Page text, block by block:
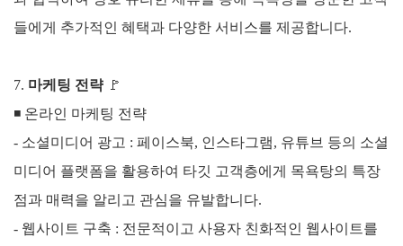
들에게 추가적인 혜택과 다양한 서비스를 제공합니다.
7. 마케팅 전략 🚩
◾ 온라인 마케팅 전략
- 소셜미디어 광고 : 페이스북, 인스타그램, 유튜브 등의 소셜
미디어 플랫폼을 활용하여 타깃 고객층에게 목욕탕의 특장
점과 매력을 알리고 관심을 유발합니다.
- 웹사이트 구축 : 전문적이고 사용자 친화적인 웹사이트를